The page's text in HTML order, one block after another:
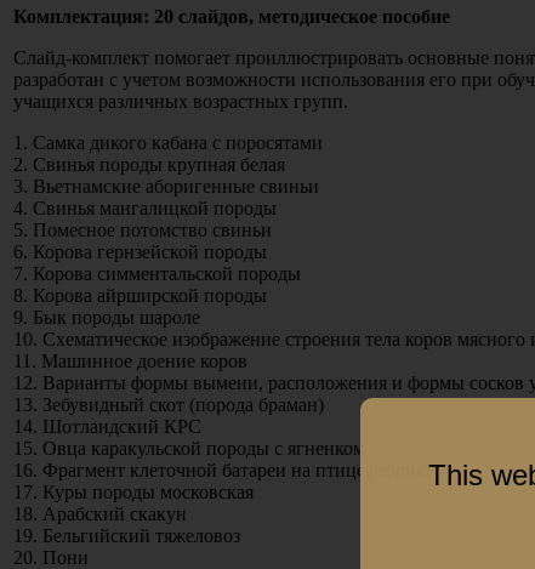
Комплектация: 20 слайдов, методическое пособие
Слайд-комплект помогает проиллюстрировать основные
разработан с учетом возможности использования его при
учащихся различных возрастных групп.
1. Самка дикого кабана с поросятами
2. Свинья породы крупная белая
3. Вьетнамские аборигенные свиньи
4. Свинья мангалицкой породы
5. Помесное потомство свиньи
6. Корова гернзейской породы
7. Корова симментальской породы
8. Корова айрширской породы
9. Бык породы шароле
10. Схематическое изображение строения тела коров
11. Машинное доение коров
12. Варианты формы вымени, расположения и формы сосков
13. Зебувидный скот (порода браман)
14. Шотландский КРС
15. Овца каракульской породы с ягненком
16. Фрагмент клеточной батареи на птицефабрике
17. Куры породы московская
18. Арабский скакун
19. Бельгийский тяжеловоз
20. Пони
This